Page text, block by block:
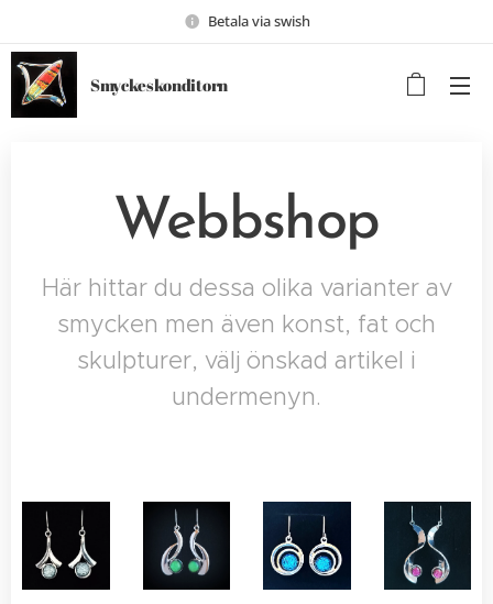
Betala via swish
Smyckeskonditorn
Webbshop
Här hittar du dessa olika varianter av
smycken men även konst, fat och
skulpturer, välj önskad artikel i
undermenyn.